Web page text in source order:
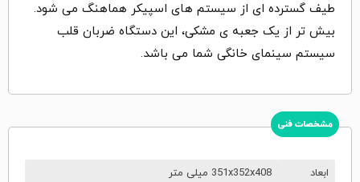
طیف گسترده ای از سیستم های اسپیکر هماهنگ می شود.
بیش تر از یک جعبه ی مشکی، این دستگاه ضربان قلب
سیستم سینمای خانگی شما می باشد.
مشخصات فنی
ابعاد 351x352x408 میلی متر